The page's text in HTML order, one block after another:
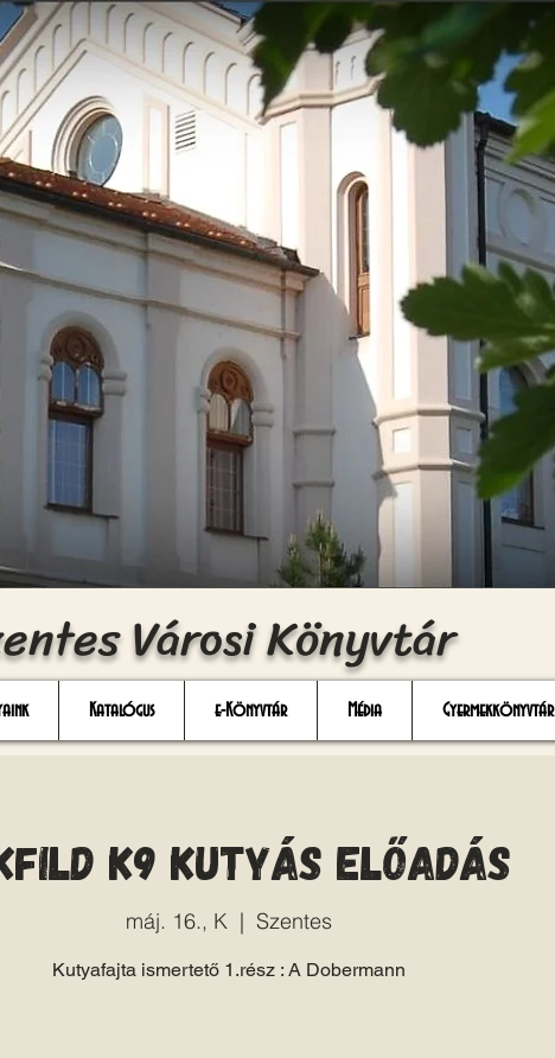
Városi Könyvtár
Katalógus e-Könyvtár Média Gyermekkönyvtár
K9 Kutyás előadás
máj. 16., K
  |
Szentes
Kutyafajta ismertető 1.rész : A Dobermann